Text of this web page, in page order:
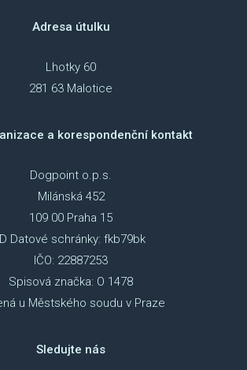
Adresa útulku
Lhotky 60
281 63 Malotice
a korespondenční kontakt
Dogpoint o.p.s.
Milánská 452
109 00 Praha 15
Datové schránky: fkb79bk
IČO: 22887253
Spisová značka: O 1478
u Městského soudu v Praze
Sledujte nás